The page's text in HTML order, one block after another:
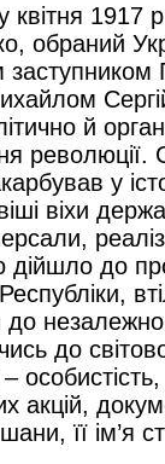
квітня
обраний
й
у
віхи
дійшло до
до
до
акцій,
її ім’я